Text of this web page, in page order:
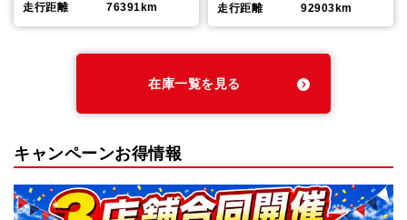
走行距離
76391km
走行距離
92903km
在庫一覧を見る
キャンペーンお得情報